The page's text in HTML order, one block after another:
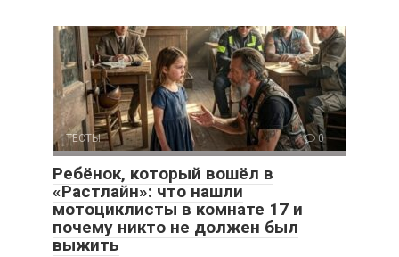
ТЕСТЫ 0
Ребёнок, который вошёл в
«Растлайн»: что нашли
мотоциклисты в комнате 17 и
почему никто не должен был
выжить